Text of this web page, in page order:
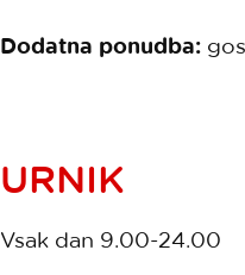
Dodatna ponudba:
URNIK
Vsak dan 9.00-24.00